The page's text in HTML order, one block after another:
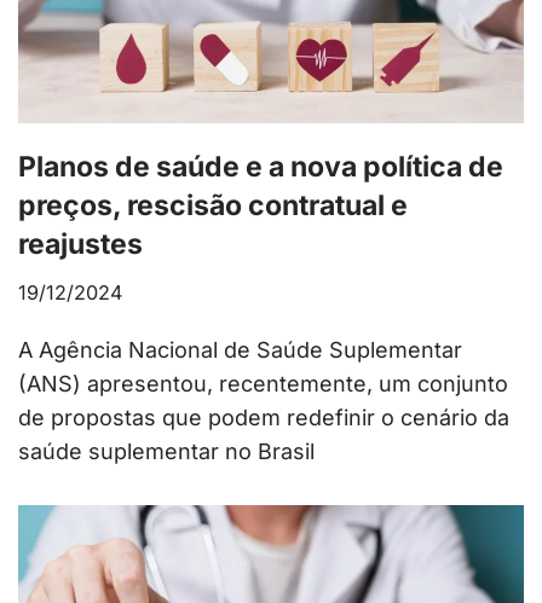
Planos de saúde e a nova política de
preços, rescisão contratual e
reajustes
19/12/2024
A Agência Nacional de Saúde Suplementar
(ANS) apresentou, recentemente, um conjunto
de propostas que podem redefinir o cenário da
saúde suplementar no Brasil